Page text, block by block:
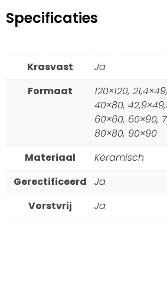
Specificaties
Krasvast
Ja
Formaat
120×120,
40×80,
60×60, 60×90,
80×80, 90×90
Materiaal
Keramisch
Gerectificeerd
Ja
Vorstvrij
Ja